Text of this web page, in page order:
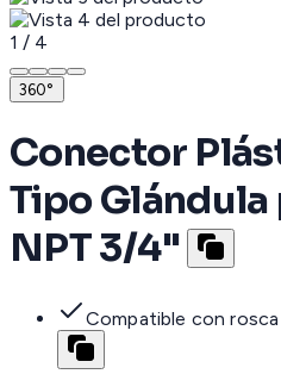
1 / 4
360°
Conector
Tipo Glándula
NPT 3/4"
Compatible con